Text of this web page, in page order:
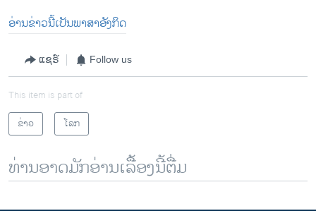
ອ່ານ​ຂ່າວນີ້​ເປັນ​ພາ​ສາ​ອັງ​ກິດ
ແຊຣ໌ Follow us
This item is part of
ຂ່າວ
ໂລກ
ທ່ານອາດມັກອ່ານເລື້ອງນີ້ຕື່ມ